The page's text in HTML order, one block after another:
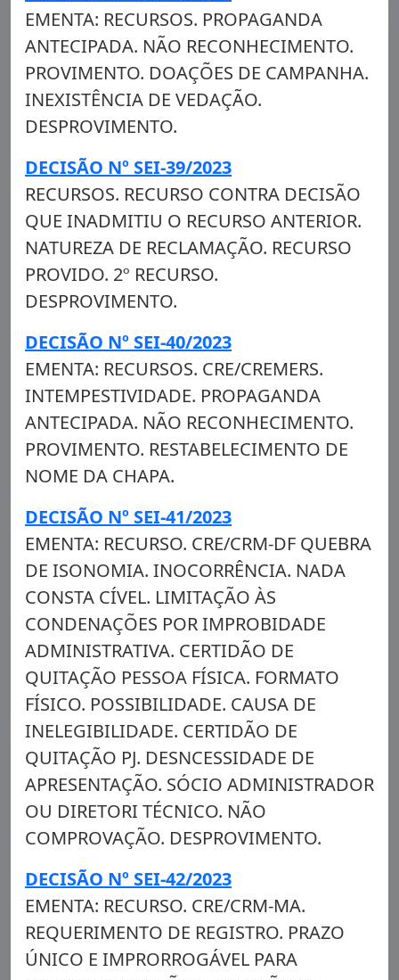
EMENTA: RECURSOS. PROPAGANDA
ANTECIPADA. NÃO RECONHECIMENTO.
PROVIMENTO. DOAÇÕES DE CAMPANHA.
INEXISTÊNCIA DE VEDAÇÃO.
DESPROVIMENTO.
DECISÃO Nº SEI-39/2023
RECURSOS. RECURSO CONTRA DECISÃO
QUE INADMITIU O RECURSO ANTERIOR.
NATUREZA DE RECLAMAÇÃO. RECURSO
PROVIDO. 2º RECURSO.
DESPROVIMENTO.
DECISÃO Nº SEI-40/2023
EMENTA: RECURSOS. CRE/CREMERS.
INTEMPESTIVIDADE. PROPAGANDA
ANTECIPADA. NÃO RECONHECIMENTO.
PROVIMENTO. RESTABELECIMENTO DE
NOME DA CHAPA.
DECISÃO Nº SEI-41/2023
EMENTA: RECURSO. CRE/CRM-DF QUEBRA
DE ISONOMIA. INOCORRÊNCIA. NADA
CONSTA CÍVEL. LIMITAÇÃO ÀS
CONDENAÇÕES POR IMPROBIDADE
ADMINISTRATIVA. CERTIDÃO DE
QUITAÇÃO PESSOA FÍSICA. FORMATO
FÍSICO. POSSIBILIDADE. CAUSA DE
INELEGIBILIDADE. CERTIDÃO DE
QUITAÇÃO PJ. DESNCESSIDADE DE
APRESENTAÇÃO. SÓCIO ADMINISTRADOR
OU DIRETORI TÉCNICO. NÃO
COMPROVAÇÃO. DESPROVIMENTO.
DECISÃO Nº SEI-42/2023
EMENTA: RECURSO. CRE/CRM-MA.
REQUERIMENTO DE REGISTRO. PRAZO
ÚNICO E IMPRORROGÁVEL PARA